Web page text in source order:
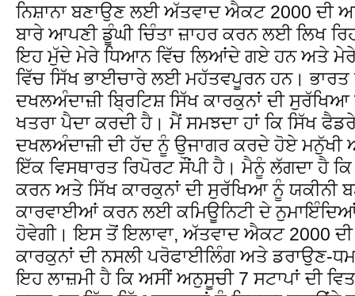
ਨਿਸ਼ਾਨਾ ਬਣਾਉਣ ਲਈ ਅੱਤਵਾਦ ਐਕਟ 2000 ਦੀ
ਬਾਰੇ ਆਪਣੀ ਡੂੰਘੀ ਚਿੰਤਾ ਜ਼ਾਹਰ ਕਰਨ ਲਈ ਲਿਖ
ਇਹ ਮੁੱਦੇ ਮੇਰੇ ਧਿਆਨ ਵਿੱਚ ਲਿਆਂਦੇ ਗਏ ਹਨ ਅਤੇ
ਵਿੱਚ ਸਿੱਖ ਭਾਈਚਾਰੇ ਲਈ ਮਹੱਤਵਪੂਰਨ ਹਨ। ਭਾਰਤ
ਦਖਲਅੰਦਾਜ਼ੀ ਬ੍ਰਿਟਿਸ਼ ਸਿੱਖ ਕਾਰਕੁਨਾਂ ਦੀ
ਖਤਰਾ ਪੈਦਾ ਕਰਦੀ ਹੈ। ਮੈਂ ਸਮਝਦਾ ਹਾਂ ਕਿ ਸਿੱਖ
ਦਖਲਅੰਦਾਜ਼ੀ ਦੀ ਹੱਦ ਨੂੰ ਉਜਾਗਰ ਕਰਦੇ ਹੋਏ ਮਨੁੱਖੀ
ਇੱਕ ਵਿਸਥਾਰਤ ਰਿਪੋਰਟ ਸੌਂਪੀ ਹੈ। ਮੈਨੂੰ ਲੱਗਦਾ ਹੈ
ਕਰਨ ਅਤੇ ਸਿੱਖ ਕਾਰਕੁਨਾਂ ਦੀ ਸੁਰੱਖਿਆ ਨੂੰ ਯਕੀਨੀ
ਕਾਰਵਾਈਆਂ ਕਰਨ ਲਈ ਕਮਿਊਨਿਟੀ ਦੇ ਨੁਮਾਇੰਦਿਆਂ
ਹੋਵੇਗੀ। ਇਸ ਤੋਂ ਇਲਾਵਾ, ਅੱਤਵਾਦ ਐਕਟ 2000
ਕਾਰਕੁਨਾਂ ਦੀ ਨਸਲੀ ਪਰੋਫਾਈਲਿੰਗ ਅਤੇ ਡਰਾਉਣ-
ਇਹ ਲਾਜ਼ਮੀ ਹੈ ਕਿ ਅਸੀਂ ਅਨੁਸੂਚੀ 7 ਸਟਾਪਾਂ ਦੀ